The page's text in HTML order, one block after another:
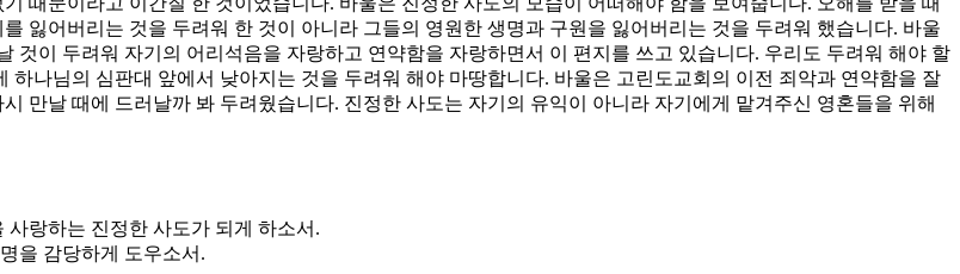
잃어버리는 것을 두려워 한 것이 아니라 그들의 영원한 생명과 구원을 잃어버리는 것을 두려워 했습니다. 바울
것이 두려워 자기의 어리석음을 자랑하고 연약함을 자랑하면서 이 편지를 쓰고 있습니다. 우리도 두려워 해야 할
나님의 심판대 앞에서 낮아지는 것을 두려워 해야 마땅합니다. 바울은 고린도교회의 이전 죄악과 연약함을 잘
만날 때에 드러날까 봐 두려웠습니다. 진정한 사도는 자기의 유익이 아니라 자기에게 맡겨주신 영혼들을 위해
랑하는 진정한 사도가 되게 하소서.
을 감당하게 도우소서.